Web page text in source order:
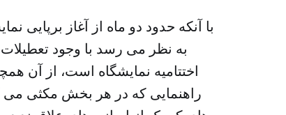
با آنکه حدود دو ماه از آغاز برپایی
اختتامیه نمایشگاه است، از آن
راهنمایی که در هر بخش مکثی می